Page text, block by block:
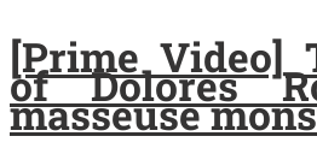
[Prime Video]
of Dolores
masseuse